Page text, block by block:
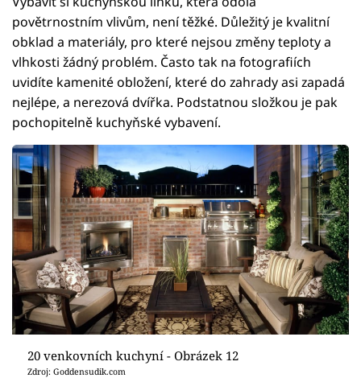
povětrnostním vlivům, není těžké. Důležitý je kvalitní
obklad a materiály, pro které nejsou změny teploty a
vlhkosti žádný problém. Často tak na fotografiích
uvidíte kamenité obložení, které do zahrady asi zapadá
nejlépe, a nerezová dvířka. Podstatnou složkou je pak
pochopitelně kuchyňské vybavení.
20 venkovních kuchyní - Obrázek 12
Zdroj: Goddensudik.com